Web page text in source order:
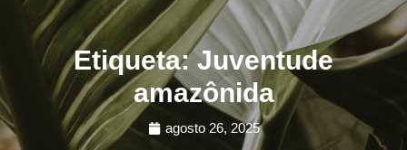
Etiqueta: Juventude
amazônida
agosto 26, 2025